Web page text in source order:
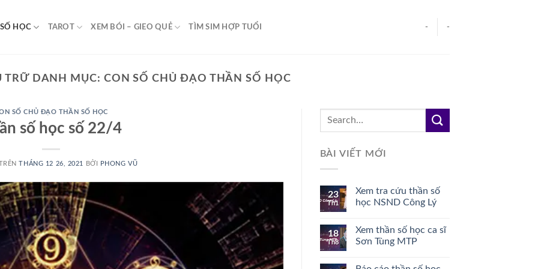
HỌC TAROT XEM BÓI – GIEO QUẺ TÌM SIM HỢP TUỔI - -
TRỮ DANH MỤC: CON SỐ CHỦ ĐẠO THẦN SỐ HỌC
SỐ CHỦ ĐẠO THẦN SỐ HỌC
số học số 22/4
THÁNG 12 26, 2021 BỞI PHONG VŨ
BÀI VIẾT MỚI
23
Th1
Xem tra cứu thần số
học NSND Công Lý
18
Th8
Xem thần số học ca sĩ
Sơn Tùng MTP